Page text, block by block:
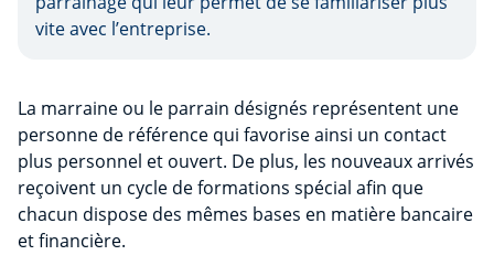
vite avec l’entreprise.
La marraine ou le parrain désignés représentent une
personne de référence qui favorise ainsi un contact
plus personnel et ouvert. De plus, les nouveaux arrivés
reçoivent un cycle de formations spécial afin que
chacun dispose des mêmes bases en matière bancaire
et financière.